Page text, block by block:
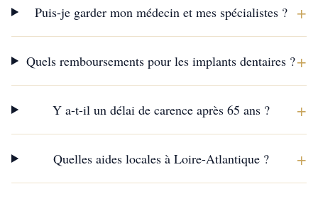
Puis-je garder mon médecin et mes spécialistes ? +
Quels remboursements pour les implants dentaires ?+
Y a-t-il un délai de carence après 65 ans ? +
Quelles aides locales à Loire-Atlantique ? +